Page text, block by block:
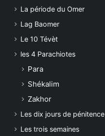
La période du Omer
Lag Baomer
Le 10 Tévèt
les 4 Parachiotes
Para
Shékalim
Zakhor
Les dix jours de pénitence
Les trois semaines